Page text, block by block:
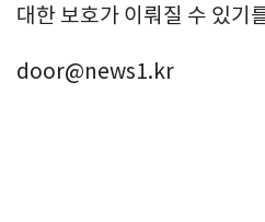
대한 보호가 이뤄질 수 있기
door@news1.kr